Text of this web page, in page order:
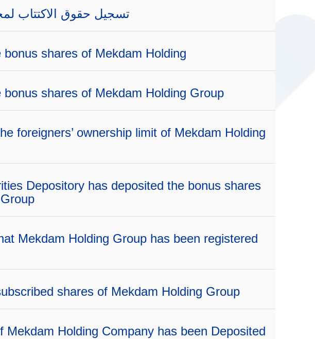
تسجيل حقوق الاكتتاب
shares of Mekdam Holding
bonus shares of Mekdam Holding Group
foreigners’ ownership limit of Mekdam Holding
Depository has deposited the bonus shares
Mekdam Holding Group has been registered
shares of Mekdam Holding Group
Mekdam Holding Company has been Deposited